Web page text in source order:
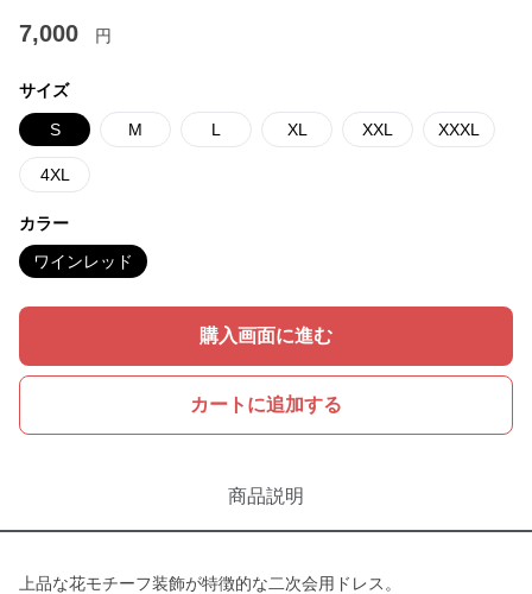
7,000 円
サイズ
S M L XL XXL XXXL
4XL
カラー
ワインレッド
購入画面に進む
カートに追加する
商品説明
上品な花モチーフ装飾が特徴的な二次会用ドレス。